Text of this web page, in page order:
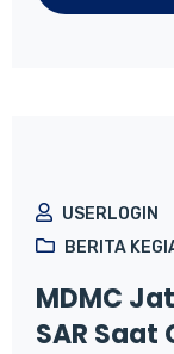
USERLOGIN
BERITA
MDMC
SAR Saat